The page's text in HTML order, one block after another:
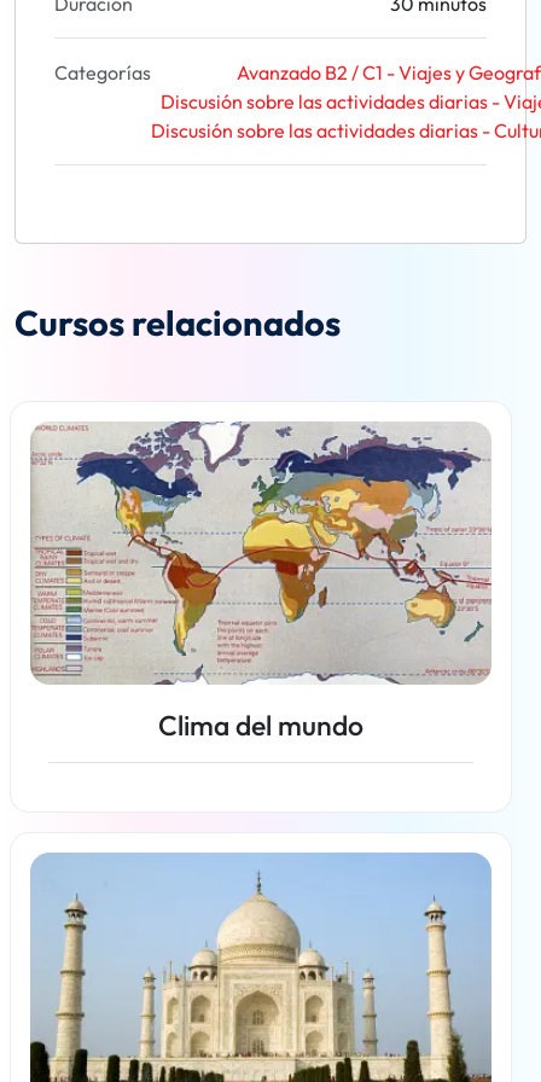
Categorías
Avanzado B2 / C1 - Viajes y
Discusión sobre las actividades diarias -
Discusión sobre las actividades diarias -
Cursos relacionados
Clima del mundo
Más información